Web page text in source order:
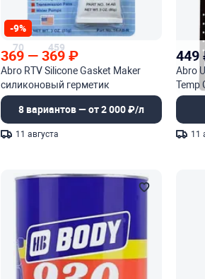
-9%
70
369 — 459
369 ₽
Abro RTV Silicone Gasket Maker
силиконовый герметик
прокладок
8 вариантов — от 2 000 ₽/л
11 августа
449
Abro
Temp
11